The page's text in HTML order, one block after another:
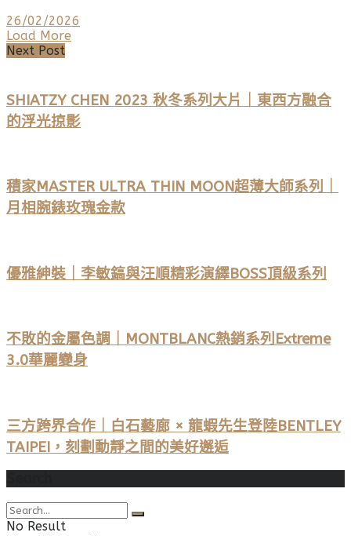
26/02/2026
Load More
Next Post
SHIATZY CHEN 2023 秋冬系列大片｜東西方融合
的浮光掠影
積家MASTER ULTRA THIN MOON超薄大師系列｜
月相腕錶玫瑰金款
優雅紳裝｜李敏鎬與汪順精彩演繹BOSS頂級系列
不敗的金屬色調｜MONTBLANC熱銷系列Extreme
3.0華麗變身
三方跨界合作｜白石藝廊 × 龍蝦先生登陸BENTLEY
TAIPEI，刻劃動靜之間的美好邂逅
No Result